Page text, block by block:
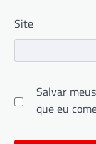
Site
Salvar
que eu